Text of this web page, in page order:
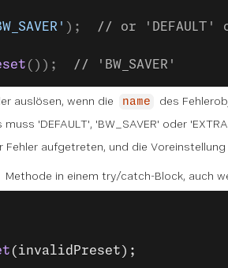
); // or 'DEFAULT' or
()); // 'BW_SAVER'
auslösen, wenn die name des
'DEFAULT', 'BW_SAVER' oder
Fehler aufgetreten, und die
Methode in einem try/catch-Block, auch
(invalidPreset);